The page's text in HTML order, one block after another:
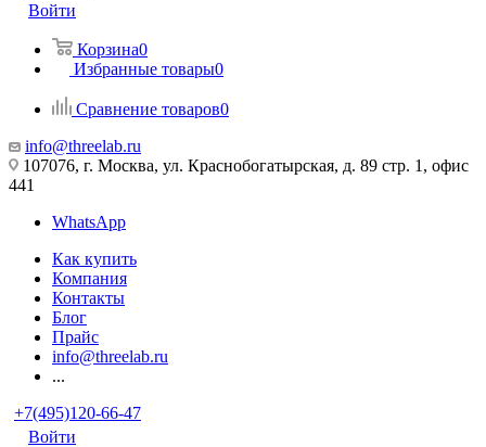
Войти
Корзина0
Избранные товары0
Сравнение товаров0
info@threelab.ru
107076, г. Москва, ул. Краснобогатырская, д. 89 стр. 1, офис
441
WhatsApp
Как купить
Компания
Контакты
Блог
Прайс
info@threelab.ru
...
+7(495)120-66-47
Войти